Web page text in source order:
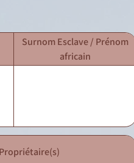
Surnom Esclave / Prénom
africain
Propriétaire(s)